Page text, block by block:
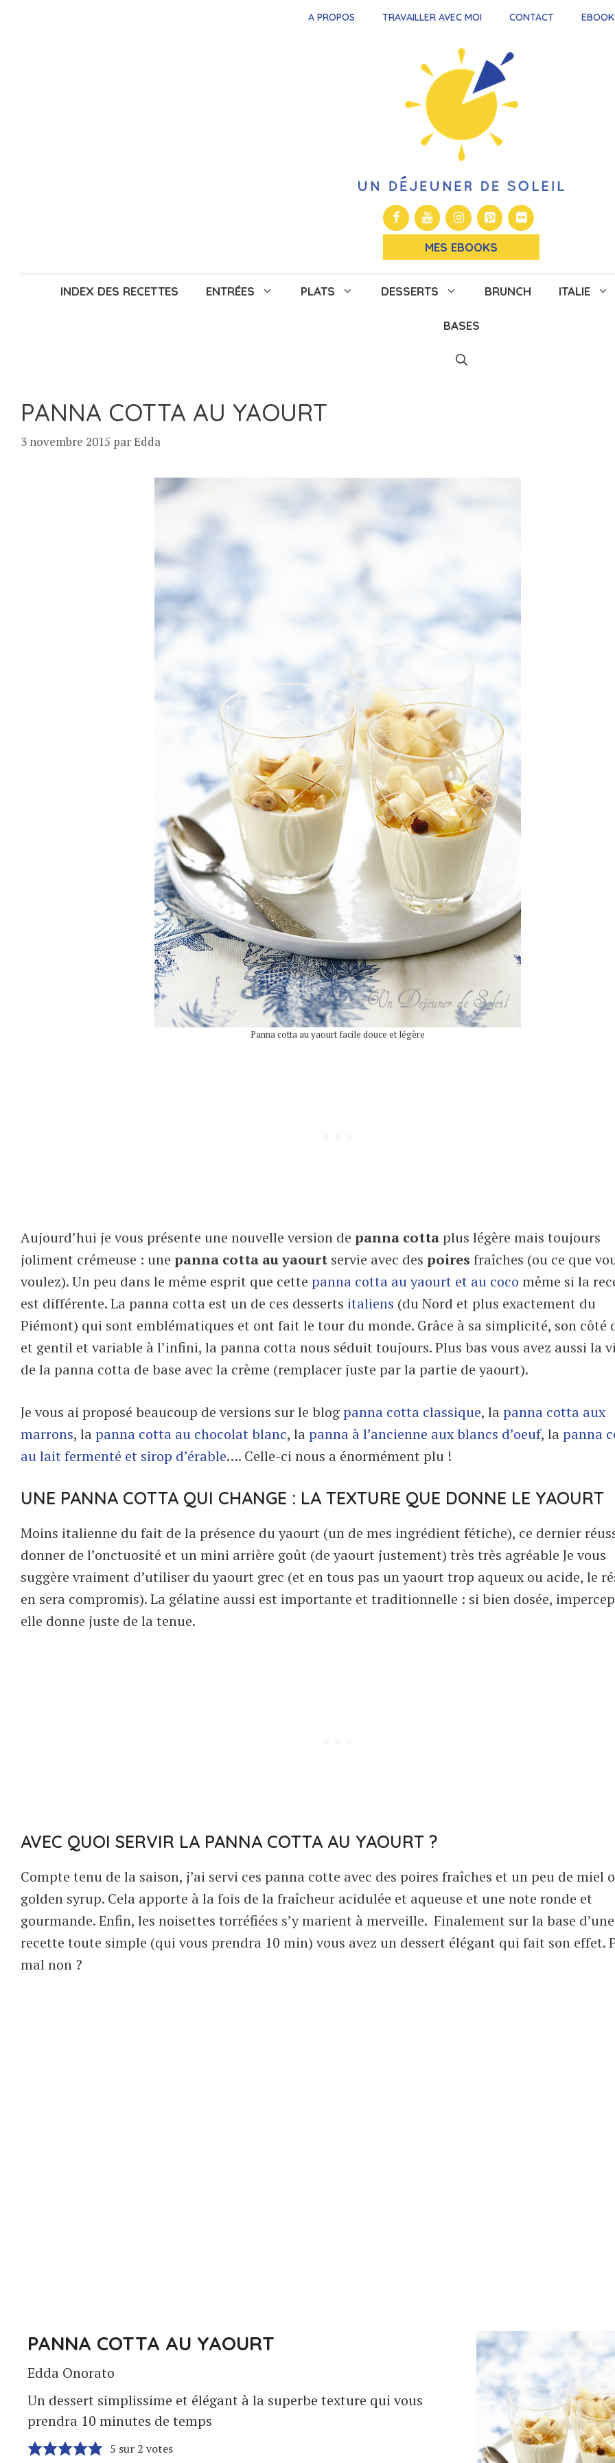
A PROPOS TRAVAILLER AVEC MOI CONTACT EBOOK
MES EBOOKS
INDEX DES RECETTES ENTRÉES PLATS DESSERTS BRUNCH ITALIE
BASES
PANNA COTTA AU YAOURT
3 novembre 2015 parEdda
Panna cotta au yaourt facile douce et légère
Aujourd’hui je vous présente une nouvelle version de panna cottaplus légère mais toujours
joliment crémeuse : une panna cotta au yaourt servie avec des poires fraîches (ou ce que
voulez). Un peu dans le même esprit que cette panna cotta au yaourt et au coco même si la
est différente. La panna cotta est un de ces desserts italiens (du Nord et plus exactement du
Piémont) qui sont emblématiques et ont fait le tour du monde. Grâce à sa simplicité, son côté
et gentil et variable à l’infini, la panna cotta nous séduit toujours. Plus bas vous avez aussi la
de la panna cotta de base avec la crème (remplacer juste par la partie de yaourt).
Je vous ai proposé beaucoup de versions sur le blogpanna cotta classique, lapanna cotta aux
marrons, lapanna cotta au chocolat blanc, lapanna à l’ancienne aux blancs d’oeuf, lapanna
au lait fermenté et sirop d’érable…. Celle-ci nous a énormément plu !
UNE PANNA COTTA QUI CHANGE : LA TEXTURE QUE DONNE LE YAOURT
Moins italienne du fait de la présence du yaourt (un de mes ingrédient fétiche), ce dernier
donner de l’onctuosité et un mini arrière goût (de yaourt justement) très très agréable Je vous
suggère vraiment d’utiliser du yaourt grec (et en tous pas un yaourt trop aqueux ou acide, le
en sera compromis). La gélatine aussi est importante et traditionnelle : si bien dosée,
elle donne juste de la tenue.
AVEC QUOI SERVIR LA PANNA COTTA AU YAOURT ?
Compte tenu de la saison, j’ai servi ces panna cotte avec des poires fraîches et un peu de miel
golden syrup. Cela apporte à la fois de la fraîcheur acidulée et aqueuse et une note ronde et
gourmande. Enfin, les noisettes torréfiées s’y marient à merveille. Finalement sur la base d’une
recette toute simple (qui vous prendra 10 min) vous avez un dessert élégant qui fait son effet.
mal non ?
PANNA COTTA AU YAOURT
Edda Onorato
Un dessert simplissime et élégant à la superbe texture qui vous
prendra 10 minutes de temps
5 sur 2 votes